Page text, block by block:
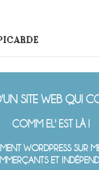
SITE WEB QUI
COMM EL' EST LÀ !
WORDPRESS SUR
ET